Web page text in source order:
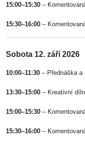
15:00–15:30 –
15:30–16:00 –
Sobota 12. září 2026
10:00–11:30 – Přednáška
13:30–15:00 – Kreativní
15:00–15:30 –
15:30–16:00 –